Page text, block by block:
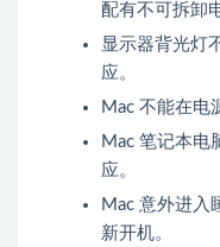
配有不可拆卸
显示器背光灯
应。
Mac 不能在电
Mac 笔记本电
应。
Mac 意外进入
新开机。